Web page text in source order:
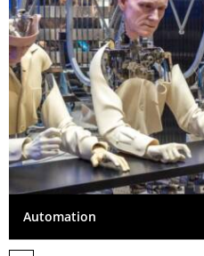
Automation